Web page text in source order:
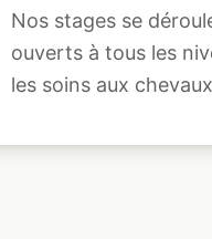
Nos stages se
ouverts à tous les
les soins aux